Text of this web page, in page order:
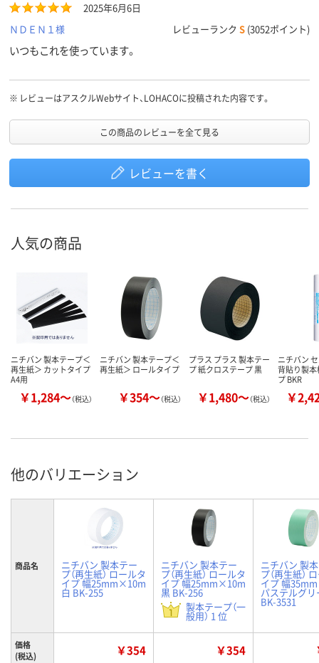
2025年6月6日
ＮＤＥＮ１様
レビューランク S (3052ポイント)
いつもこれを使っています。
※ レビューはアスクルWebサイト、LOHACOに投稿された内容です。
この商品のレビューを全て見る
レビューを書く
人気の商品
ニチバン 製本テープ＜
再生紙＞ カットタイプ
A4用
￥1,284～（税込）
ニチバン 製本テープ＜
再生紙＞ ロールタイプ
￥354～（税込）
プラス プラス 製本テー
プ 紙クロステープ 黒
￥1,480～（税込）
ニチバン
背貼り製
プ BKR
￥
他のバリエーション
商品名 ニチバン 製本テー
プ（再生紙） ロールタ
イプ 幅25mm×10m
白 BK-255
ニチバン 製本テー
プ（再生紙） ロールタ
イプ 幅25mm×10m
黒 BK-256
製本テープ（一
般用） 1 位
ニチバン 製
プ（再生紙）
イプ 幅
パステルグリ
BK-3531
価格
(税込)
￥354 ￥354